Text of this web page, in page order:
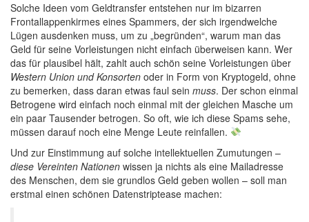
Solche Ideen vom Geldtransfer entstehen nur im bizarren
Frontallappenkirmes eines Spammers, der sich irgendwelche
Lügen ausdenken muss, um zu „begründen“, warum man das
Geld für seine Vorleistungen nicht einfach überweisen kann. Wer
das für plausibel hält, zahlt auch schön seine Vorleistungen über
Western Union und Konsorten oder in Form von Kryptogeld, ohne
zu bemerken, dass daran etwas faul sein muss. Der schon einmal
Betrogene wird einfach noch einmal mit der gleichen Masche um
ein paar Tausender betrogen. So oft, wie ich diese Spams sehe,
müssen darauf noch eine Menge Leute reinfallen.
Und zur Einstimmung auf solche intellektuellen Zumutungen –
diese Vereinten Nationen wissen ja nichts als eine Mailadresse
des Menschen, dem sie grundlos Geld geben wollen – soll man
erstmal einen schönen Datenstriptease machen: